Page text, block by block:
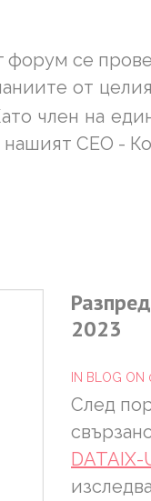
се
от
член на
CEO -
2023
IN BLOG ON
След